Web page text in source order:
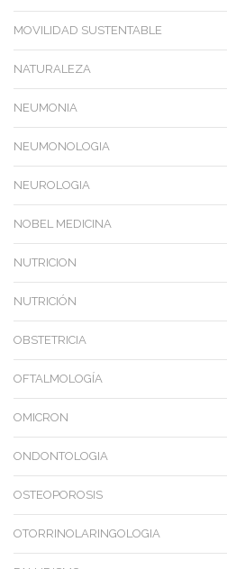
MOVILIDAD SUSTENTABLE
NATURALEZA
NEUMONIA
NEUMONOLOGIA
NEUROLOGIA
NOBEL MEDICINA
NUTRICION
NUTRICIÓN
OBSTETRICIA
OFTALMOLOGÍA
OMICRON
ONDONTOLOGIA
OSTEOPOROSIS
OTORRINOLARINGOLOGIA